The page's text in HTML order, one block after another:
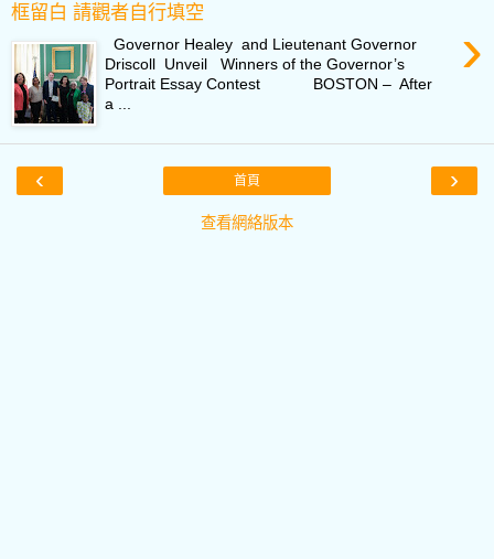
框留白 請觀者自行填空
›
Governor Healey and Lieutenant Governor
Driscoll Unveil Winners of the Governor’s
Portrait Essay Contest BOSTON – After
a ...
‹ ›
首頁
查看網絡版本